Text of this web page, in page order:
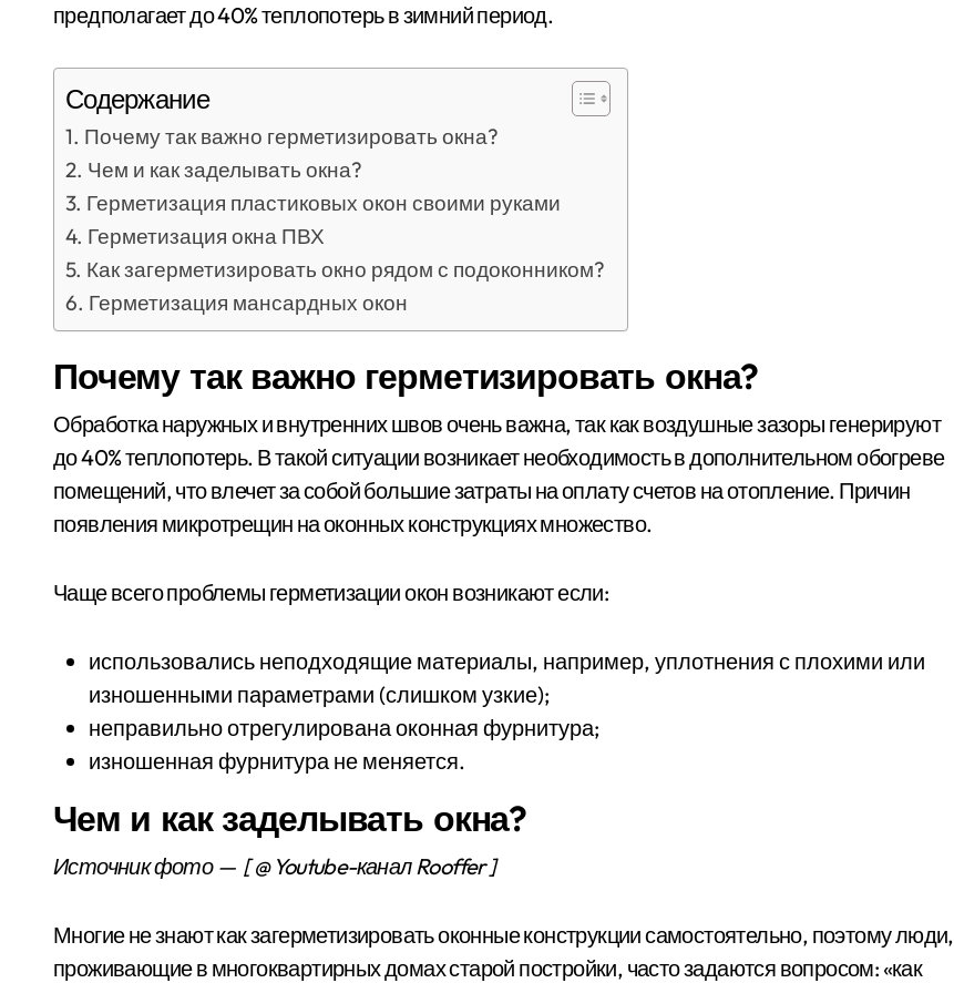
предполагает до 40% теплопотерь в зимний период.
Содержание
Почему так важно герметизировать окна?
Чем и как заделывать окна?
Герметизация пластиковых окон своими руками
Герметизация окна ПВХ
Как загерметизировать окно рядом с подоконником?
Герметизация мансардных окон
Почему так важно герметизировать окна?
Обработка наружных и внутренних швов очень важна, так как воздушные зазоры генерируют
до 40% теплопотерь. В такой ситуации возникает необходимость в дополнительном обогреве
помещений, что влечет за собой большие затраты на оплату счетов на отопление. Причин
появления микротрещин на оконных конструкциях множество.
Чаще всего проблемы герметизации окон возникают если:
использовались неподходящие материалы, например, уплотнения с плохими или
изношенными параметрами (слишком узкие);
неправильно отрегулирована оконная фурнитура;
изношенная фурнитура не меняется.
Чем и как заделывать окна?
Источник фото — [ @ Youtube-канал Rooffer ]
Многие не знают как загерметизировать оконные конструкции самостоятельно, поэтому люди,
проживающие в многоквартирных домах старой постройки, часто задаются вопросом: «как